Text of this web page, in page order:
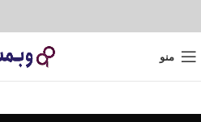
منو